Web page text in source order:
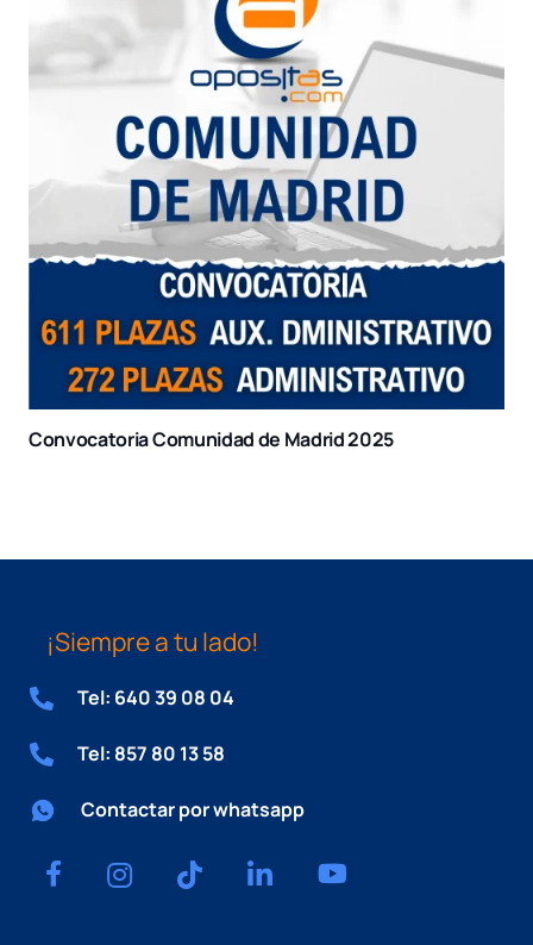
Convocatoria Comunidad de Madrid 2025
¡Siempre a tu lado!
Tel: 640 39 08 04
Tel: 857 80 13 58
Contactar por whatsapp